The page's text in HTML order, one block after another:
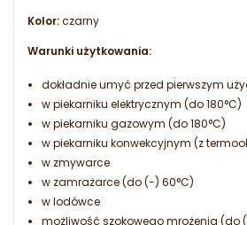
Kolor:czarny
Warunki użytkowania:
dokładnie umyć przed pierwszym
w piekarniku elektrycznym (do 180°C)
w piekarniku gazowym (do 180°C)
w piekarniku konwekcyjnym (z
w zmywarce
w zamrażarce (do (-) 60°C)
w lodówce
możliwość szokowego mrożenia (do